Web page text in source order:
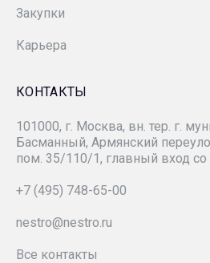
КОНТАКТЫ
101000, г. Москва, вн. тер. г.
Басманный, Армянский
пом. 35/110/1, главный вход со
+7 (495) 748-65-00
nestro@nestro.ru
Все контакты
Закупки
Карьера
«ЗН Север»
«ЗАРУБЕЖНЕФТЬ-добыча
«Зарубежнефтестроймонтаж»
РМНТК «Нефтеотдача»